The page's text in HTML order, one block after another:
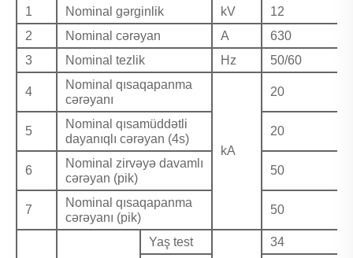
1
Nominal gərginlik kV
12
2
Nominal cərəyan A
630
3
Nominal tezlik Hz 50/60
4
Nominal qısaqapanma
cərəyanı
kA
20
5
Nominal qısamüddətli
dayanıqlı cərəyan (4s)
20
6
Nominal zirvəyə davamlı
cərəyan (pik)
50
7
Nominal qısaqapanma
cərəyanı (pik)
50
Yaş test
34